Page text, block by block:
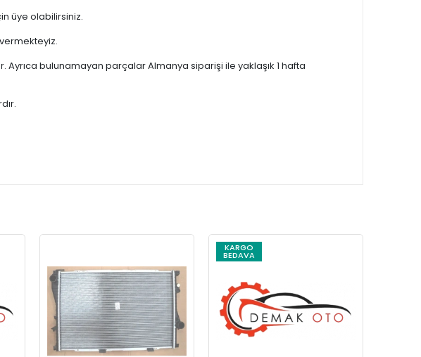
üye olabilirsiniz.
bulunamayan parçalar Almanya siparişi ile yaklaşık 1 hafta
KARGO
BEDAVA